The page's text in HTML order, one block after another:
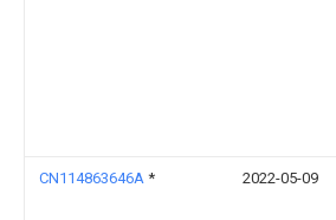
CN114863646A * 2022-05-09